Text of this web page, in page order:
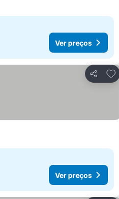
Ver preços
Partilhar
Ver preços